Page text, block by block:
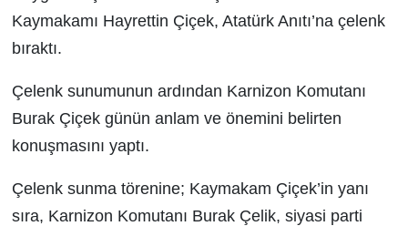
Kaymakamı Hayrettin Çiçek, Atatürk Anıtı’na çelenk
bıraktı.
Çelenk sunumunun ardından Karnizon Komutanı
Burak Çiçek günün anlam ve önemini belirten
konuşmasını yaptı.
Çelenk sunma törenine; Kaymakam Çiçek’in yanı
sıra, Karnizon Komutanı Burak Çelik, siyasi parti